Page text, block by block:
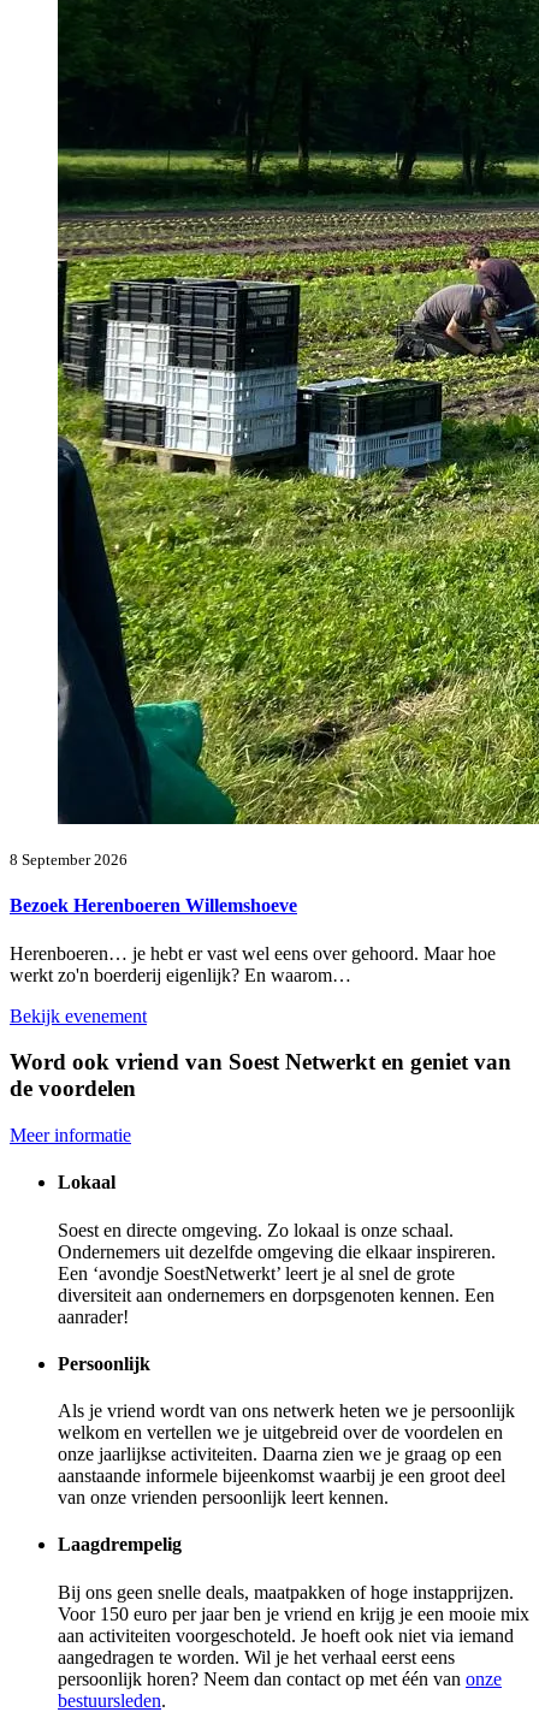
8 September 2026
Bezoek Herenboeren Willemshoeve
Herenboeren… je hebt er vast wel eens over gehoord. Maar hoe
werkt zo'n boerderij eigenlijk? En waarom…
Bekijk evenement
Word ook vriend van Soest Netwerkt en geniet van
de voordelen
Meer informatie
Lokaal
Soest en directe omgeving. Zo lokaal is onze schaal.
Ondernemers uit dezelfde omgeving die elkaar inspireren.
Een ‘avondje SoestNetwerkt’ leert je al snel de grote
diversiteit aan ondernemers en dorpsgenoten kennen. Een
aanrader!
Persoonlijk
Als je vriend wordt van ons netwerk heten we je persoonlijk
welkom en vertellen we je uitgebreid over de voordelen en
onze jaarlijkse activiteiten. Daarna zien we je graag op een
aanstaande informele bijeenkomst waarbij je een groot deel
van onze vrienden persoonlijk leert kennen.
Laagdrempelig
Bij ons geen snelle deals, maatpakken of hoge instapprijzen.
Voor 150 euro per jaar ben je vriend en krijg je een mooie mix
aan activiteiten voorgeschoteld. Je hoeft ook niet via iemand
aangedragen te worden. Wil je het verhaal eerst eens
persoonlijk horen? Neem dan contact op met één van onze
bestuursleden.